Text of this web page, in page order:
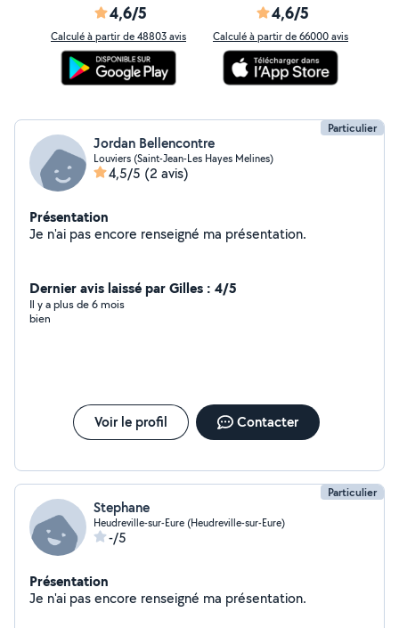
4,6/5
Calculé à partir de 48803 avis
4,6/5
Calculé à partir de 66000 avis
Particulier
Jordan Bellencontre
Louviers (Saint-Jean-Les Hayes Melines)
4,5/5 (2 avis)
Présentation
Je n'ai pas encore renseigné ma présentation.
Dernier avis laissé par Gilles : 4/5
Il y a plus de 6 mois
bien
Voir le profil Contacter
Particulier
Stephane
Heudreville-sur-Eure (Heudreville-sur-Eure)
-/5
Présentation
Je n'ai pas encore renseigné ma présentation.